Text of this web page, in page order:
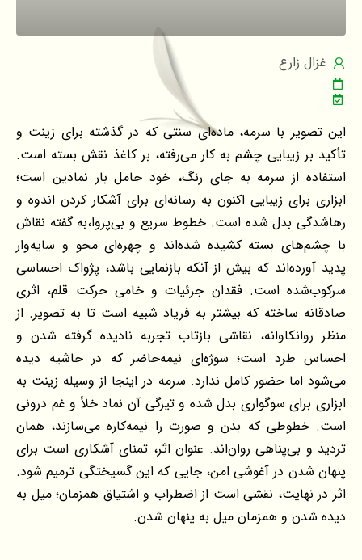
غزال زارع
این تصویر با سرمه، ماده‌ای سنتی که در گذشته برای زینت و
تأکید بر زیبایی چشم به کار می‌رفته، بر کاغذ نقش بسته است.
استفاده از سرمه به جای رنگ، خود حامل بار نمادین است؛
ابزاری برای زیبایی اکنون به رسانه‌ای برای آشکار کردن اندوه و
رهاشدگی بدل شده است. خطوط سریع و بی‌پروا،به گفته نقاش
با چشم‌های بسته کشیده شده‌اند و چهره‌ای محو و سایه‌وار
پدید آورده‌اند که بیش از آنکه بازنمایی باشد، پژواک احساسی
سرکوب‌شده است. فقدان جزئیات و خامی حرکت قلم، اثری
صادقانه ساخته که بیشتر به فریاد شبیه است تا به تصویر. از
منظر روانکاوانه، نقاشی بازتاب تجربه نادیده گرفته شدن و
احساس طرد است؛ سوژه‌ای نیمه‌حاضر که در حاشیه دیده
می‌شود اما حضور کامل ندارد. سرمه در اینجا از وسیله زینت به
ابزاری برای سوگواری بدل شده و تیرگی آن نماد خلأ و غم درونی
است. خطوطی که بدن و صورت را نیمه‌کاره می‌سازند، همان
تردید و بی‌پناهی روان‌اند. عنوان اثر، تمنای آشکاری است برای
پنهان شدن در آغوشی امن، جایی که این گسیختگی ترمیم شود.
اثر در نهایت، نقشی است از اضطراب و اشتیاق همزمان؛ میل به
دیده شدن و همزمان میل به پنهان شدن.